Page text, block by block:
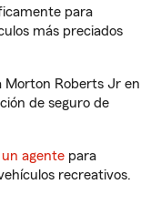
para
más preciados
Morton Roberts Jr en
de seguro de
agente para
recreativos.